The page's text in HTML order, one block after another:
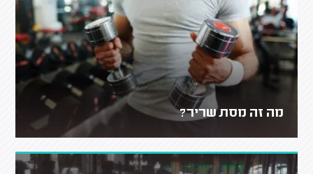
מה זה מסת שריר?